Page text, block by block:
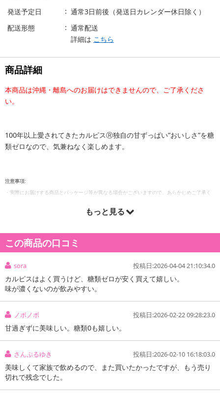
発送予定日
通常3日前後（発送日カレンダー休日除く）
配送形態
通常配送
詳細は こちら
商品詳細
本商品は沖縄・離島へのお届けはできませんので、ご了承くださ
い。
100年以上愛されてきたカルピスⓇ独自の甘ずっぱい”おいしさ”を糖
類ゼロなので、気兼ねなく楽しめます。
注意事項:
・実際にお届けする商品とパッケージ等が異なる場合がございますので、あらかじめご了承く
注意事項
もっと見る
この商品の口コミ
sora 投稿日:2026-04-04 21:10:34.0
カルピスはよく買うけど、糖類ゼロが安く買えて嬉しい。
味が濃くないのが飲みやすい。
ノボノボ 投稿日:2026-02-22 09:28:23.0
甘過ぎずに美味しい。糖類0も嬉しい。
さんぷるゆき 投稿日:2026-02-10 16:18:03.0
美味しくて家族で飲めるので、また買いたかったですが、もう売り
切れで残念でした。